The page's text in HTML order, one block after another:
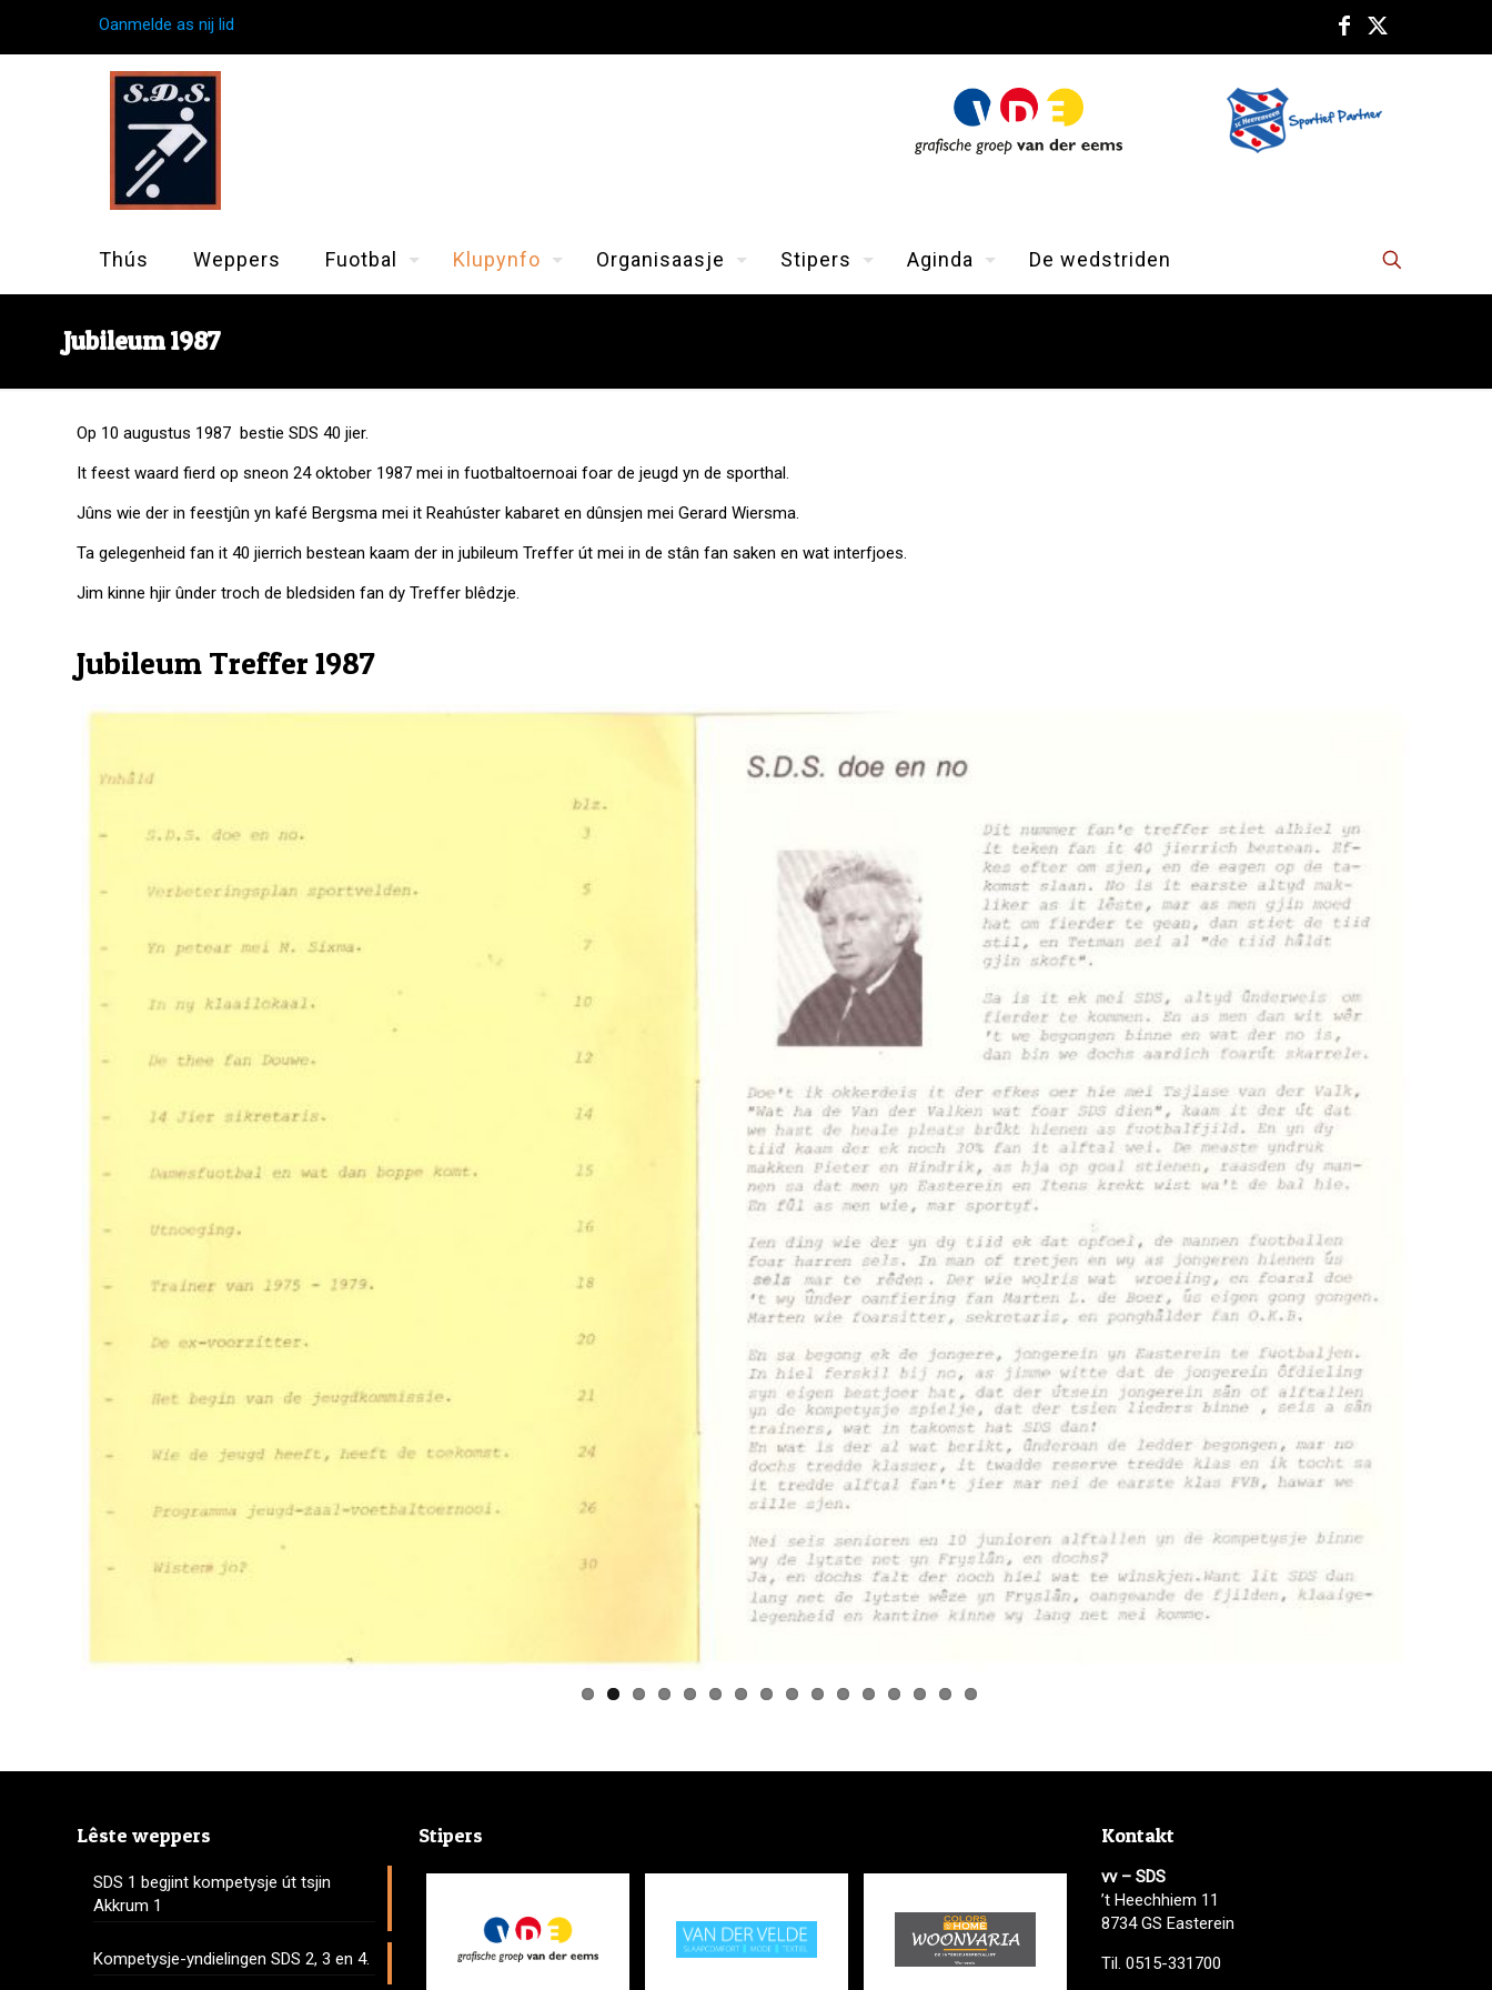
Oanmelde as nij lid
Thús Weppers Fuotbal Klupynfo Organisaasje Stipers Aginda De wedstriden
Jubileum 1987
Op 10 augustus 1987 bestie SDS 40 jier.
It feest waard fierd op sneon 24 oktober 1987 mei in fuotbaltoernoai foar de jeugd yn de sporthal.
Jûns wie der in feestjûn yn kafé Bergsma mei it Reahúster kabaret en dûnsjen mei Gerard Wiersma.
Ta gelegenheid fan it 40 jierrich bestean kaam der in jubileum Treffer út mei in de stân fan saken en wat interfjoes.
Jim kinne hjir ûnder troch de bledsiden fan dy Treffer blêdzje.
Jubileum Treffer 1987
Lêste weppers
SDS 1 begjint kompetysje út tsjin
Akkrum 1
Kompetysje-yndielingen SDS 2, 3 en 4.
Stipers Kontakt
vv – SDS
’t Heechhiem 11
8734 GS Easterein
Til. 0515-331700